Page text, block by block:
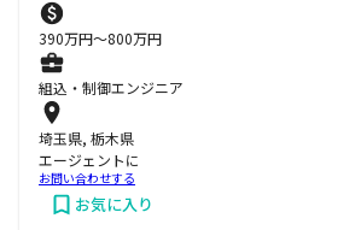
390万円〜800万円
組込・制御エンジニア
埼玉県, 栃木県
エージェントに
お問い合わせする
お気に入り